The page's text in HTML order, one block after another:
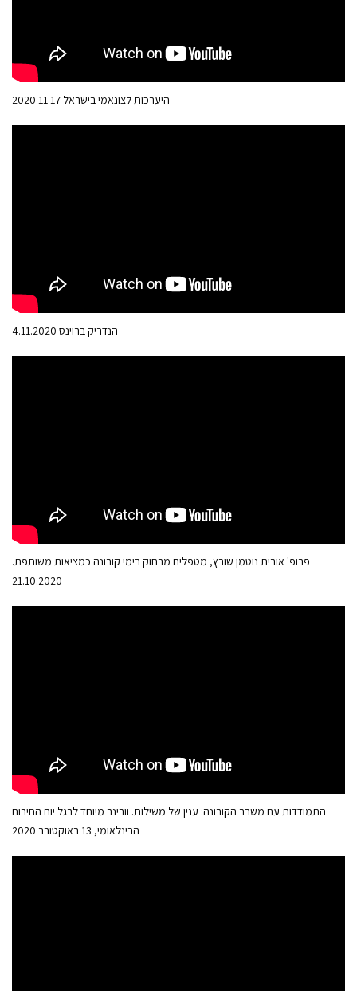
היערכות לצונאמי בישראל 17 11 2020
הנדריק ברוינס 4.11.2020
פרופ' אורית נוטמן שורץ, מטפלים מרחוק בימי קורונה כמציאות משותפת.
21.10.2020
התמודדות עם משבר הקורונה: ענין של משילות. וובינר מיוחד לרגל יום החירום
הבינלאומי, 13 באוקטובר 2020